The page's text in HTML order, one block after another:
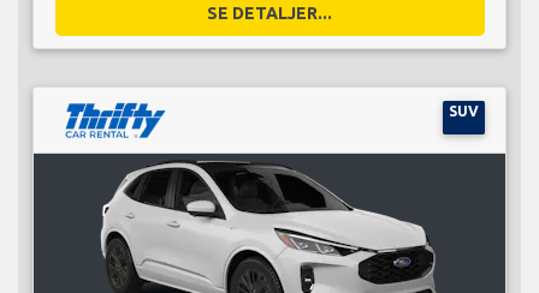
SE DETALJER...
SUV